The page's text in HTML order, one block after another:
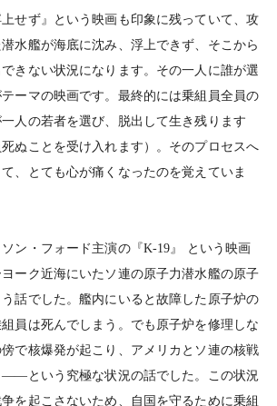
ず』という映画も印象に残っていて、攻
水艦が海底に沈み、浮上できず、そこから
きない状況になります。その一人に誰が選
ーマの映画です。最終的には乗組員全員の
人の若者を選び、脱出して生き残ります
死ぬことを受け入れます）。そのプロセスへ
、とても心が痛くなったのを覚えていま
・フォード主演の『K-19』 という映画
ーク近海にいたソ連の原子力潜水艦の原子
話でした。艦内にいると故障した原子炉の
員は死んでしまう。でも原子炉を修理しな
で核爆発が起こり、アメリカとソ連の核戦
――という究極な状況の話でした。この状況
を起こさないため、自国を守るために乗組